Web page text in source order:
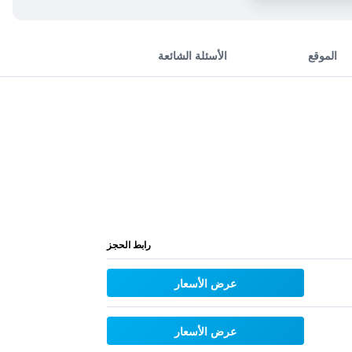
الموقع الأسئلة الشائعة
رابط الحجز
عرض الأسعار
عرض الأسعار